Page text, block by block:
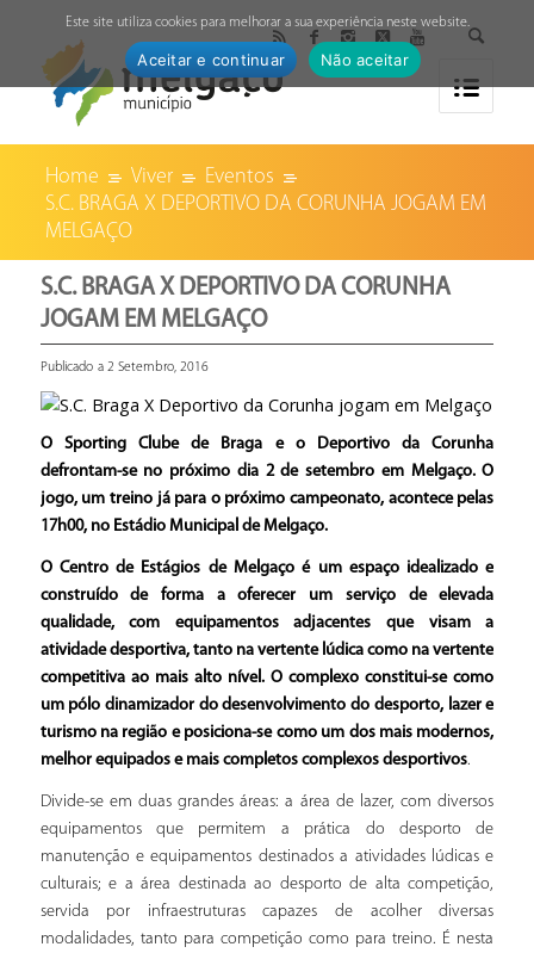
Home Viver
Eventos
S.C. BRAGA X DEPORTIVO DA CORUNHA JOGAM EM
MELGAÇO
S.C. BRAGA X DEPORTIVO DA CORUNHA
JOGAM EM MELGAÇO
Publicado a 2 Setembro, 2016
O Sporting Clube de Braga e o Deportivo da Corunha
defrontam-se no próximo dia 2 de setembro em Melgaço. O
jogo, um treino já para o próximo campeonato, acontece pelas
17h00, no Estádio Municipal de Melgaço.
O Centro de Estágios de Melgaço é um espaço idealizado e
construído de forma a oferecer um serviço de elevada
qualidade, com equipamentos adjacentes que visam a
atividade desportiva, tanto na vertente lúdica como na vertente
competitiva ao mais alto nível. O complexo constitui-se como
um pólo dinamizador do desenvolvimento do desporto, lazer e
turismo na região e posiciona-se como um dos mais modernos,
melhor equipados e mais completos complexos desportivos.
Divide-se em duas grandes áreas: a área de lazer, com diversos
equipamentos que permitem a prática do desporto de
manutenção e equipamentos destinados a atividades lúdicas e
culturais; e a área destinada ao desporto de alta competição,
servida por infraestruturas capazes de acolher diversas
modalidades, tanto para competição como para treino. É nesta
Este site utiliza cookies para melhorar a sua experiência neste website.
Aceitar e continuar Não aceitar